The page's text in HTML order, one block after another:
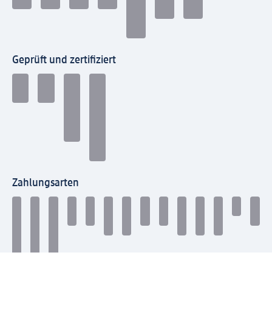
Geprüft und zertifiziert
Zahlungsarten